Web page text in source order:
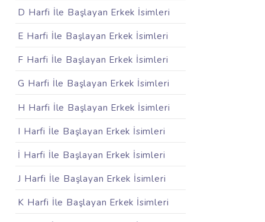
D Harfi İle Başlayan Erkek İsimleri
E Harfi İle Başlayan Erkek İsimleri
F Harfi İle Başlayan Erkek İsimleri
G Harfi İle Başlayan Erkek İsimleri
H Harfi İle Başlayan Erkek İsimleri
I Harfi İle Başlayan Erkek İsimleri
İ Harfi İle Başlayan Erkek İsimleri
J Harfi İle Başlayan Erkek İsimleri
K Harfi İle Başlayan Erkek İsimleri